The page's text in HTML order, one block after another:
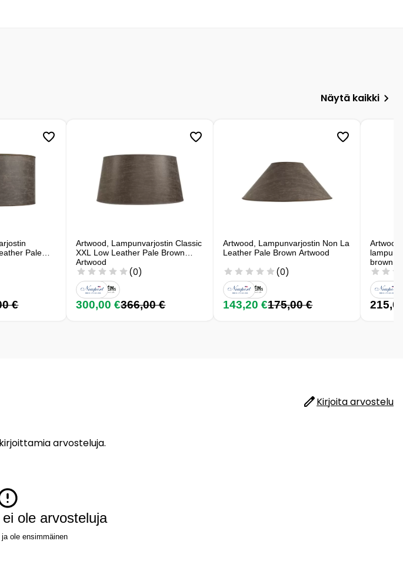
Näytä kaikki
Pale
€
Artwood, Lampunvarjostin Classic
XXL Low Leather Pale Brown
Artwood
(0)
300,00 €366,00 €
Artwood, Lampunvarjostin Non La
Leather Pale Brown Artwood
(0)
143,20 €175,00 €
brown
Kirjoita arvostelu
arvosteluja.
ole arvosteluja
ole ensimmäinen